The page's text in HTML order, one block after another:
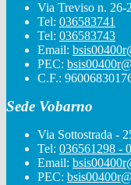
Via Treviso n. 26-
Tel: 036583741
Tel: 036583743
Email:
PEC:
C.F.:
Sede Vobarno
Via Sottostrada -
Tel: 036561298 -
Email:
PEC: